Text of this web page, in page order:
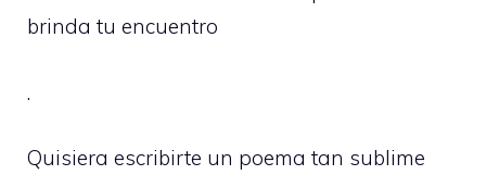
brinda tu encuentro
.
Quisiera escribirte un poema tan sublime